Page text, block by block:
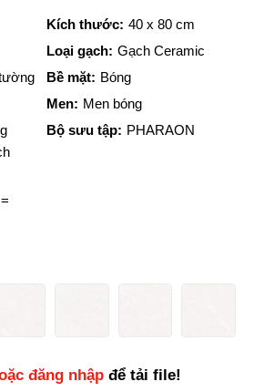
Kích thước: 40 x 80 cm
Loại gạch: Gạch Ceramic
Bề mặt: Bóng
Men: Men bóng
Bộ sưu tập: PHARAON
đăng nhập để tải file!